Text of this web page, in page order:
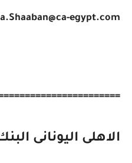
egypt.com
الاهلى اليونانى